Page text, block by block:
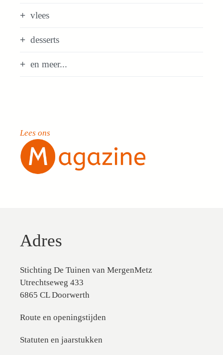
vlees
desserts
en meer...
Lees ons
Adres
Stichting De Tuinen van MergenMetz
Utrechtseweg 433
6865 CL Doorwerth
Route en openingstijden
Statuten en jaarstukken